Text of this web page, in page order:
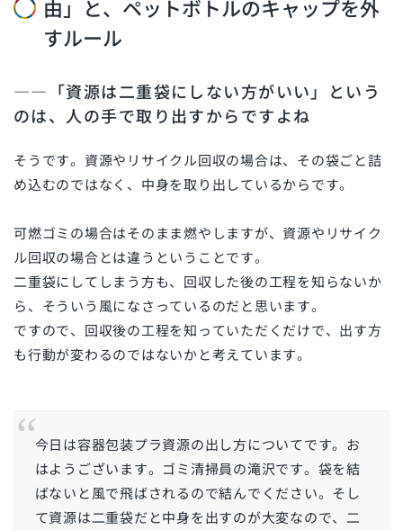
由」と、ペットボトルのキャップを外
すルール
――「資源は二重袋にしない方がいい」という
のは、人の手で取り出すからですよね
そうです。資源やリサイクル回収の場合は、その袋ごと詰
め込むのではなく、中身を取り出しているからです。
可燃ゴミの場合はそのまま燃やしますが、資源やリサイク
ル回収の場合とは違うということです。
二重袋にしてしまう方も、回収した後の工程を知らないか
ら、そういう風になさっているのだと思います。
ですので、回収後の工程を知っていただくだけで、出す方
も行動が変わるのではないかと考えています。
今日は容器包装プラ資源の出し方についてです。お
はようございます。ゴミ清掃員の滝沢です。袋を結
ばないと風で飛ばされるので結んでください。そし
て資源は二重袋だと中身を出すのが大変なので、二